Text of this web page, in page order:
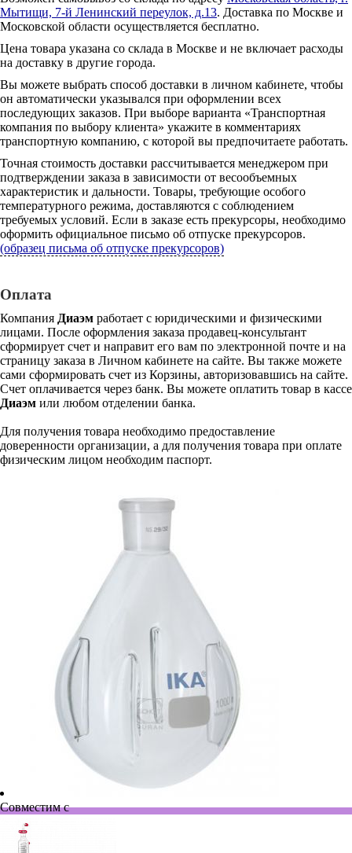
Мытищи, 7-й Ленинский переулок, д.13. Доставка по Москве и
Московской области осуществляется бесплатно.
Цена товара указана со склада в Москве и не включает расходы
на доставку в другие города.
Вы можете выбрать способ доставки в личном кабинете, чтобы
он автоматически указывался при оформлении всех
последующих заказов. При выборе варианта «Транспортная
компания по выбору клиента» укажите в комментариях
транспортную компанию, с которой вы предпочитаете работать.
Точная стоимость доставки рассчитывается менеджером при
подтверждении заказа в зависимости от весообъемных
характеристик и дальности. Товары, требующие особого
температурного режима, доставляются с соблюдением
требуемых условий. Если в заказе есть прекурсоры, необходимо
оформить официальное письмо об отпуске прекурсоров.
(образец письма об отпуске прекурсоров)
Оплата
Компания Диаэм работает с юридическими и физическими
лицами. После оформления заказа продавец-консультант
сформирует счет и направит его вам по электронной почте и на
страницу заказа в Личном кабинете на сайте. Вы также можете
сами сформировать счет из Корзины, авторизовавшись на сайте.
Счет оплачивается через банк. Вы можете оплатить товар в кассе
Диаэм или любом отделении банка.
Для получения товара необходимо предоставление
доверенности организации, а для получения товара при оплате
физическим лицом необходим паспорт.
Совместим с